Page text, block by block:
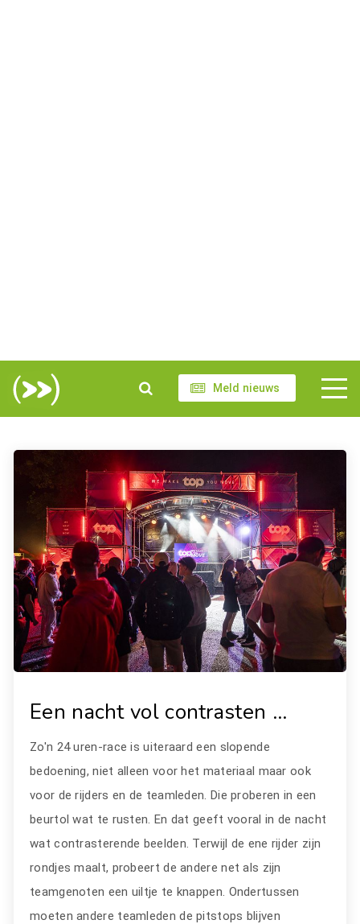
Meld nieuws
Een nacht vol contrasten ...
Zo'n 24 uren-race is uiteraard een slopende
bedoening, niet alleen voor het materiaal maar ook
voor de rijders en de teamleden. Die proberen in een
beurtol wat te rusten. En dat geeft vooral in de nacht
wat contrasterende beelden. Terwijl de ene rijder zijn
rondjes maalt, probeert de andere net als zijn
teamgenoten een uiltje te knappen. Ondertussen
moeten andere teamleden de pitstops blijven